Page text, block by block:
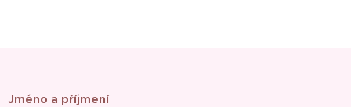
Jméno a příjmení